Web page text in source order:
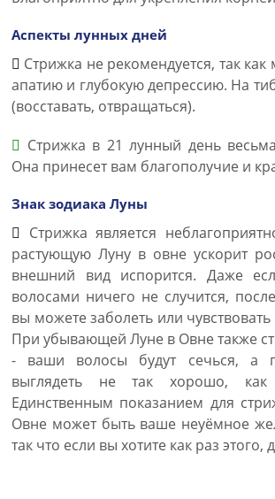
Аспекты лунных дней
Стрижка не рекомендуется, так
апатию и глубокую депрессию. На
(восставать, отвращаться).
Стрижка в 21 лунный день
Она принесет вам благополучие и
Знак зодиака Луны
Стрижка является
растующую Луну в овне ускорит
внешний вид испорится. Даже
волосами ничего не случится,
вы можете заболеть или
При убывающей Луне в Овне также
- ваши волосы будут сечься, а
выглядеть не так хорошо, как
Единственным показанием для
Овне может быть ваше неуёмное
так что если вы хотите как раз этого,